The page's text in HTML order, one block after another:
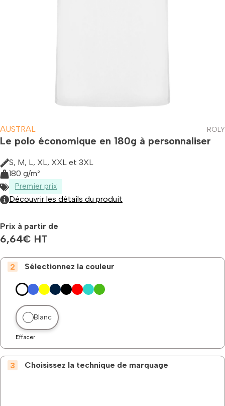
AUSTRAL
Le polo économique en 180g à personnaliser
ROLY
S, M, L, XL, XXL et 3XL
180 g/m²
Premier prix
Découvrir les détails du produit
Prix à partir de
6,64€ HT
Sélectionnez la couleur
Blanc
Effacer
Choisissez la technique de marquage